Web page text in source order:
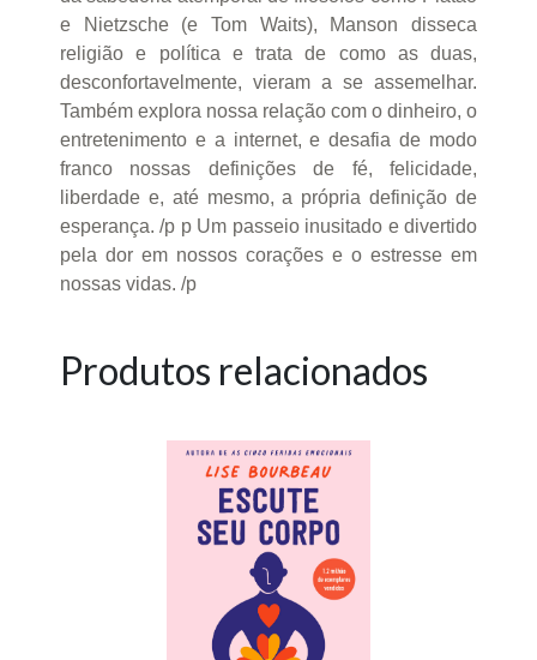
e Nietzsche (e Tom Waits), Manson disseca
religião e política e trata de como as duas,
desconfortavelmente, vieram a se assemelhar.
Também explora nossa relação com o dinheiro, o
entretenimento e a internet, e desafia de modo
franco nossas definições de fé, felicidade,
liberdade e, até mesmo, a própria definição de
esperança. /p p Um passeio inusitado e divertido
pela dor em nossos corações e o estresse em
nossas vidas. /p
Produtos relacionados